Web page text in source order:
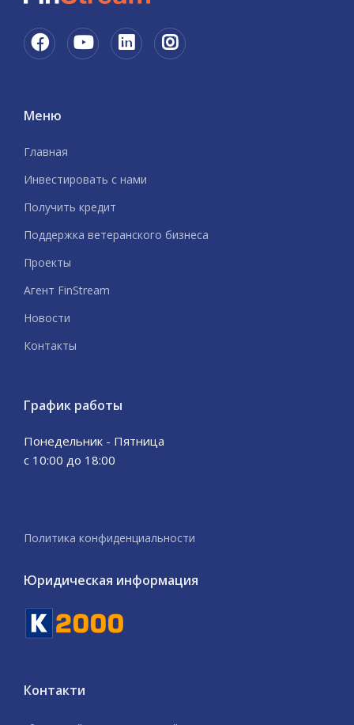
Меню
Главная
Инвестировать с нами
Получить кредит
Поддержка ветеранского бизнеса
Проекты
Агент FinStream
Новости
Контакты
График работы
Понедельник - Пятница
с 10:00 до 18:00
Политика конфиденциальности
Юридическая информация
Контакти